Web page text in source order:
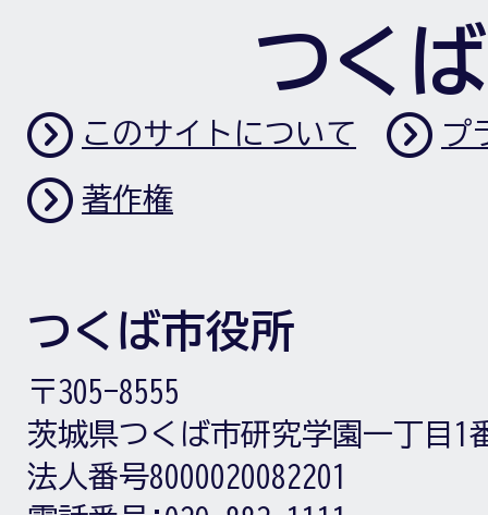
つく
このサイトについて プ
著作権
つくば市役所
〒305-8555
茨城県つくば市研究学園一丁目1
法人番号8000020082201